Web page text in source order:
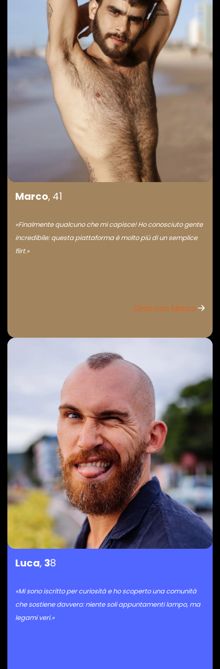
Marco, 41
«Finalmente qualcuno che mi capisce! Ho conosciuto gente
incredibile: questa piattaforma è molto più di un semplice
flirt.»
Chat con Marco
Luca, 38
«Mi sono iscritto per curiosità e ho scoperto una comunità
che sostiene davvero: niente soli appuntamenti lampo, ma
legami veri.»